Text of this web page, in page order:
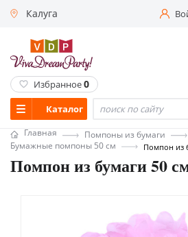
Калуга
Каталог
Избранное0
Главная
Помпоны из бумаги
Бумажные помпоны 50 см
Помпон из
Помпон из бумаги 50